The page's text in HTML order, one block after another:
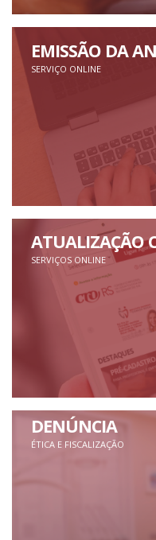
EMISSÃO DA
SERVIÇO ONLINE
ATUALIZAÇÃO
SERVIÇOS ONLINE
DENÚNCIA
ÉTICA E FISCALIZAÇÃO